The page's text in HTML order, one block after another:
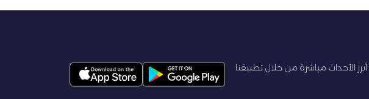
أبرز الأحداث مباشرة من خلال تطبيقنا